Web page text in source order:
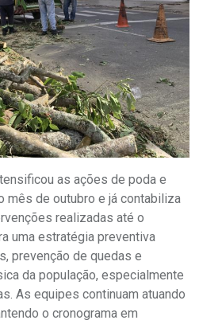
as ações de poda e
mês de outubro e já contabiliza
realizadas até o
uma estratégia preventiva
prevenção de quedas e
da população, especialmente
As equipes continuam atuando
o cronograma em